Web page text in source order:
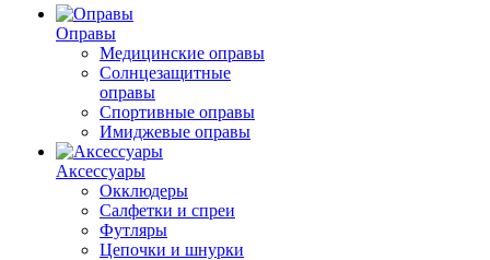
Оправы
Медицинские оправы
Солнцезащитные
оправы
Спортивные оправы
Имиджевые оправы
Аксессуары
Окклюдеры
Салфетки и спреи
Футляры
Цепочки и шнурки